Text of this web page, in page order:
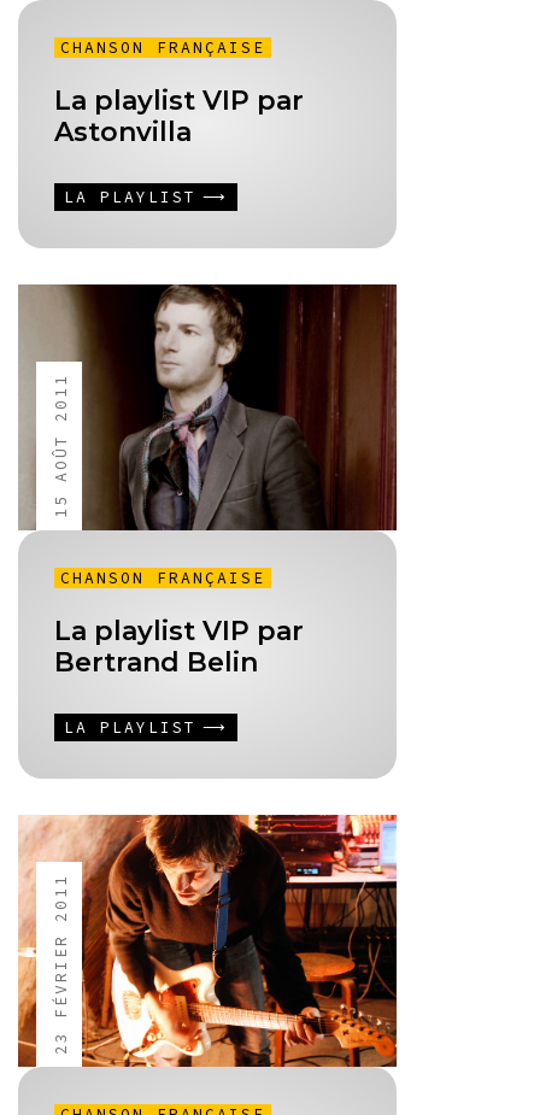
CHANSON FRANÇAISE
La playlist VIP par
Astonvilla
LA PLAYLIST
15 AOÛT 2011
CHANSON FRANÇAISE
La playlist VIP par
Bertrand Belin
LA PLAYLIST
23 FÉVRIER 2011